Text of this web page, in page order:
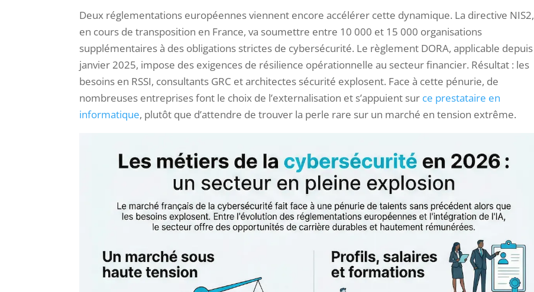
Deux réglementations européennes viennent encore accélérer cette dynamique. La directive NIS2,
en cours de transposition en France, va soumettre entre 10 000 et 15 000 organisations
supplémentaires à des obligations strictes de cybersécurité. Le règlement DORA, applicable depuis
janvier 2025, impose des exigences de résilience opérationnelle au secteur financier. Résultat : les
besoins en RSSI, consultants GRC et architectes sécurité explosent. Face à cette pénurie, de
nombreuses entreprises font le choix de l’externalisation et s’appuient sur ce prestataire en
informatique, plutôt que d’attendre de trouver la perle rare sur un marché en tension extrême.